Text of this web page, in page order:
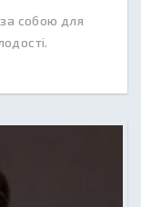
собою для